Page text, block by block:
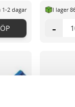
1-2 dagar I lager
-